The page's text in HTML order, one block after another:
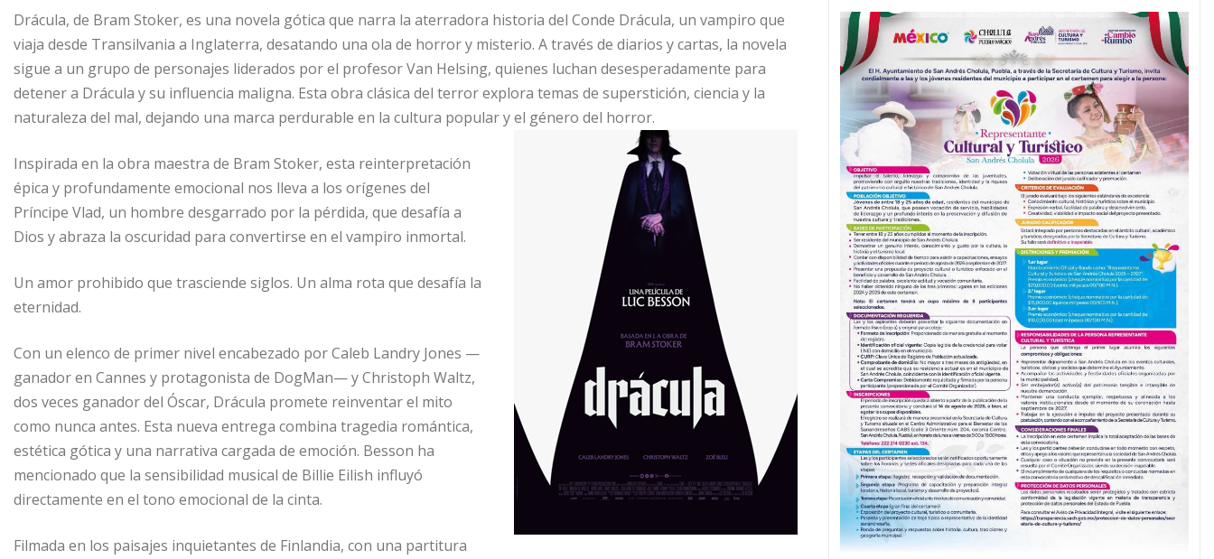
Drácula, de Bram Stoker, es una novela gótica que narra la aterradora historia del Conde Drácula, un vampiro que
viaja desde Transilvania a Inglaterra, desatando una ola de horror y misterio. A través de diarios y cartas, la novela
sigue a un grupo de personajes liderados por el profesor Van Helsing, quienes luchan desesperadamente para
detener a Drácula y su influencia maligna. Esta obra clásica del terror explora temas de superstición, ciencia y la
naturaleza del mal, dejando una marca perdurable en la cultura popular y el género del horror.
Inspirada en la obra maestra de Bram Stoker, esta reinterpretación
épica y profundamente emocional nos lleva a los orígenes del
Príncipe Vlad, un hombre desgarrado por la pérdida, que desafía a
Dios y abraza la oscuridad para convertirse en el vampiro inmortal.
Un amor prohibido que trasciende siglos. Un alma rota que desafía la
eternidad.
Con un elenco de primer nivel encabezado por Caleb Landry Jones —
ganador en Cannes y protagonista de DogMan— y Christoph Waltz,
dos veces ganador del Óscar, Drácula promete reinventar el mito
como nunca antes. Esta nueva entrega combina tragedia romántica,
estética gótica y una narrativa cargada de emoción. Besson ha
mencionado que la sensibilidad musical de Billie Eilish influyó
directamente en el tono emocional de la cinta.
Filmada en los paisajes inquietantes de Finlandia, con una partitura